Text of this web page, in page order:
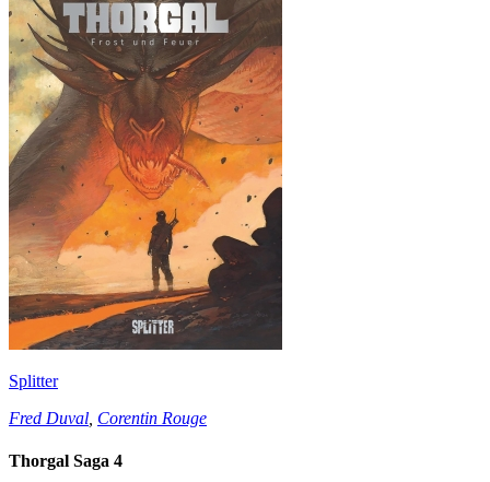
Splitter
Fred Duval Corentin Rouge
Thorgal Saga 4